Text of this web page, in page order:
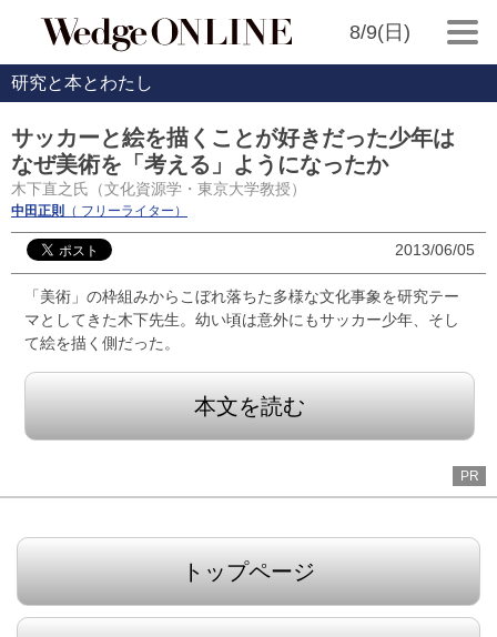
8/9(日)
研究と本とわたし
サッカーと絵を描くことが好きだった少年は
なぜ美術を「考える」ようになったか
木下直之氏（文化資源学・東京大学教授）
中田正則 （ フリーライター）
2013/06/05
「美術」の枠組みからこぼれ落ちた多様な文化事象を研究テー
マとしてきた木下先生。幼い頃は意外にもサッカー少年、そし
て絵を描く側だった。
本文を読む
PR
トップページ